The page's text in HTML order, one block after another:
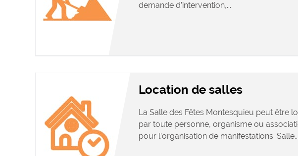
demande d’intervention,...
Location de salles
La Salle des Fêtes Montesquieu peut être
par toute personne, organisme ou
pour l’organisation de manifestations. Salle...